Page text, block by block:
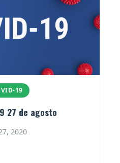
19
27 de agosto
2020